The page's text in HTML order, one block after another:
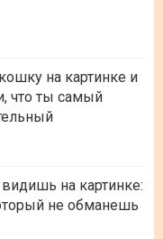
на картинке и
что ты самый
на картинке:
не обманешь